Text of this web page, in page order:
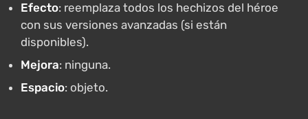
Efecto: reemplaza todos los hechizos del héroe
con sus versiones avanzadas (si están
disponibles).
Mejora: ninguna.
Espacio: objeto.